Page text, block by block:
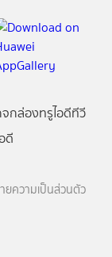
กล่องทรูไอดีทีวี
ดี
ยความเป็นส่วนตัว